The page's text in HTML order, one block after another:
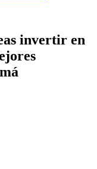
invertir en